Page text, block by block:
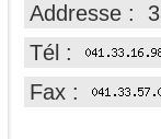
Addresse :
Tél :
Fax :